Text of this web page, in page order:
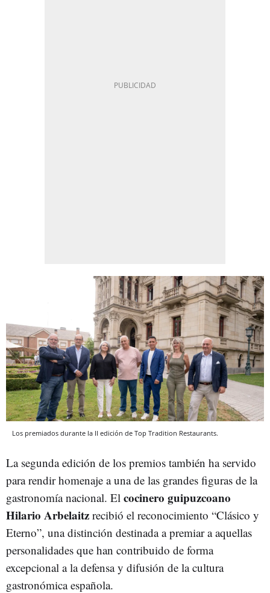
Los premiados durante la II edición de Top Tradition Restaurants.
La segunda edición de los premios también ha servido
para rendir homenaje a una de las grandes figuras de la
gastronomía nacional. El cocinero guipuzcoano
Hilario Arbelaitz recibió el reconocimiento “Clásico y
Eterno”, una distinción destinada a premiar a aquellas
personalidades que han contribuido de forma
excepcional a la defensa y difusión de la cultura
gastronómica española.